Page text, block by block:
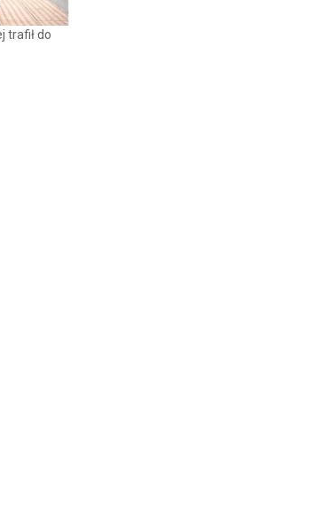
trafił do